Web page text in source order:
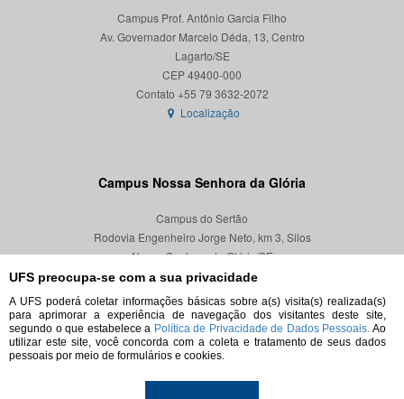
UFS preocupa-se com a sua privacidade
A UFS poderá coletar informações básicas sobre a(s) visita(s) realizada(s)
para aprimorar a experiência de navegação dos visitantes deste site,
segundo o que estabelece a Política de Privacidade de Dados Pessoais. Ao
utilizar este site, você concorda com a coleta e tratamento de seus dados
pessoais por meio de formulários e cookies.
Campus Prof. Antônio Garcia Filho
Av. Governador Marcelo Déda, 13, Centro
Lagarto/SE
CEP 49400-000
Localização
Campus Nossa Senhora da Glória
Campus do Sertão
Rodovia Engenheiro Jorge Neto, km 3, Silos
Nossa Senhora da Glória/SE
CEP 49680-000
Localização